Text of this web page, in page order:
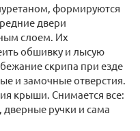
формируются
двери
слоем. Их
обшивку и лысую
скрипа при езде
и замочные отверстия.
крыши. Снимается все:
дверные ручки и сама